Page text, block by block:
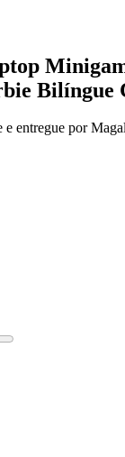
Bilíngue
e entregue por